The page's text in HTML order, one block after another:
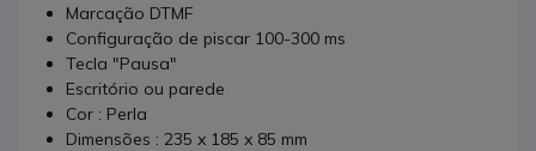
Marcação DTMF
Configuração de piscar 100-300 ms
Tecla "Pausa"
Escritório ou parede
Cor : Perla
Dimensões : 235 x 185 x 85 mm